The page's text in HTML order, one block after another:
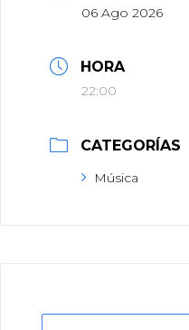
06 Ago 2026
HORA
22:00
CATEGORÍAS
Música